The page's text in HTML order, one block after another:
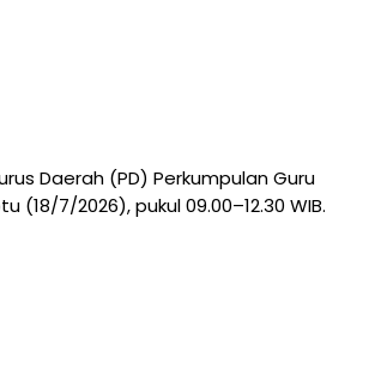
Daerah (PD) Perkumpulan Guru
(18/7/2026), pukul 09.00–12.30 WIB.